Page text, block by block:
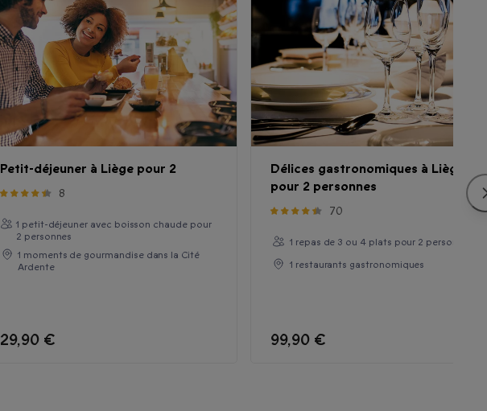
Petit-déjeuner à Liège pour 2
8
1 petit-déjeuner avec boisson chaude pour
2 personnes
1 moments de gourmandise dans la Cité
Ardente
29,90 €
Délices gastronomiques à Liège
pour 2 personnes
70
1 repas de 3 ou 4 plats pour 2 personnes
1 restaurants gastronomiques
99,90 €